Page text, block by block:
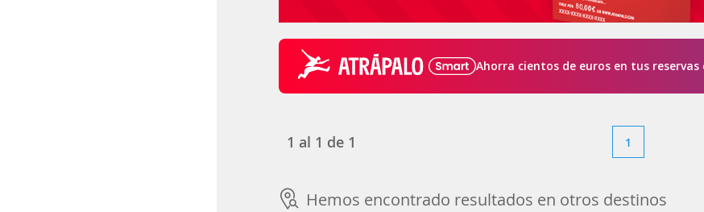
Ahorra cientos de euros en tus
1 al 1 de 1 1
Hemos encontrado resultados en otros destinos